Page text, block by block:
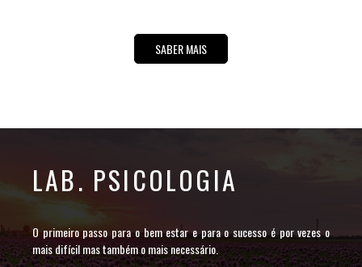
SABER MAIS
LAB. PSICOLOGIA
O primeiro passo para o bem estar e para o sucesso é por vezes o
mais difícil mas também o mais necessário.